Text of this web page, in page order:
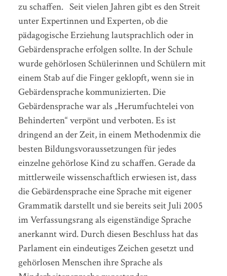
zu schaffen. Seit vielen Jahren gibt es den Streit
unter Expertinnen und Experten, ob die
pädagogische Erziehung lautsprachlich oder in
Gebärdensprache erfolgen sollte. In der Schule
wurde gehörlosen Schülerinnen und Schülern mit
einem Stab auf die Finger geklopft, wenn sie in
Gebärdensprache kommunizierten. Die
Gebärdensprache war als „Herumfuchtelei von
Behinderten“ verpönt und verboten. Es ist
dringend an der Zeit, in einem Methodenmix die
besten Bildungsvoraussetzungen für jedes
einzelne gehörlose Kind zu schaffen. Gerade da
mittlerweile wissenschaftlich erwiesen ist, dass
die Gebärdensprache eine Sprache mit eigener
Grammatik darstellt und sie bereits seit Juli 2005
im Verfassungsrang als eigenständige Sprache
anerkannt wird. Durch diesen Beschluss hat das
Parlament ein eindeutiges Zeichen gesetzt und
gehörlosen Menschen ihre Sprache als